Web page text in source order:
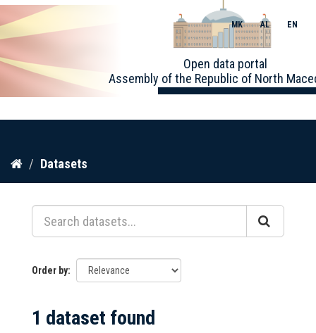
Skip
content
Open data portal
Assembly of the Republic of North
MK AL EN
Datasets
Order by
1 dataset found